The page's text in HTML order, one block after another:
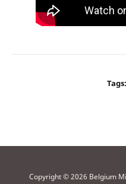
Tags:
Copyright © 2026 Belgium